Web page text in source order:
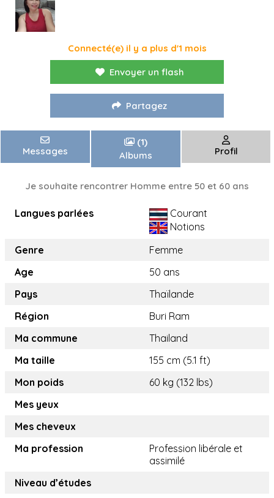
Connecté(e) il y a plus d'1 mois
Envoyer un flash
Partagez
Messages
(1)
Albums
Profil
Je souhaite rencontrer Homme entre 50 et 60 ans
Langues parlées
Courant
Notions
Genre
Femme
Age
50 ans
Pays
Thaïlande
Région
Buri Ram
Ma commune
Thailand
Ma taille
155 cm (5.1 ft)
Mon poids
60 kg (132 lbs)
Mes yeux
Mes cheveux
Ma profession
Profession libérale et
assimilé
Niveau d’études